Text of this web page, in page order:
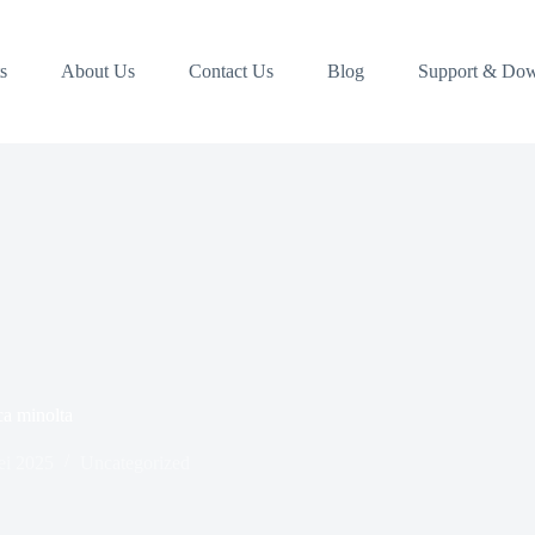
About Us Contact Us Blog Support &